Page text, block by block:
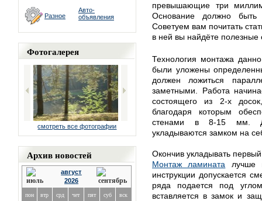
Разное
Авто-
объявления
Фотогалерея
смотреть все фотографии
Архив новостей
август
2026
пон втр срд чет пят суб вск
превышающие три
Основание должно
Советуем вам почитать
в ней вы найдёте полезные
Технология монтажа
были уложены
должен ложиться
заметными. Работа
состоящего из 2-х
благодаря которым
стенами в 8-15 мм.
укладываются замком на
Окончив укладывать
Монтаж ламината лучше
инструкции допускается
ряда подается под
вставляется в замок и